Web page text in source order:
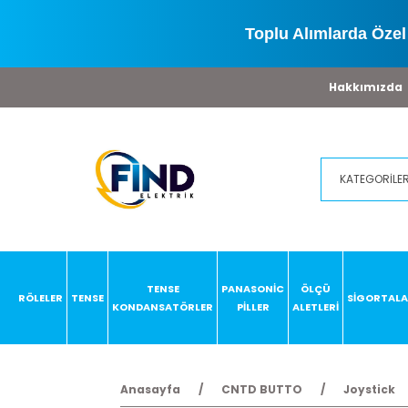
Toplu Alımlarda
Hakkımızda
RÖLELER TENSE
TENSE
KONDANSATÖRLER
PANASONİC
PİLLER
ÖLÇÜ
ALETLERİ
Anasayfa CNTD BUTTO Joystick